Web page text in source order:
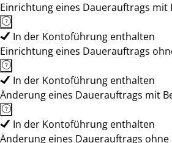
Einrichtung eines Dauerauftrags mit
In der Kontoführung enthalten
Einrichtung eines Dauerauftrags
In der Kontoführung enthalten
Änderung eines Dauerauftrags mit
In der Kontoführung enthalten
Änderung eines Dauerauftrags ohne